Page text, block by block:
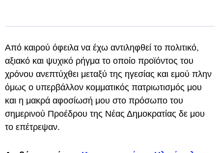
Από καιρού όφειλα να έχω αντιληφθεί το πολιτικό,
αξιακό και ψυχικό ρήγμα το οποίο προϊόντος του
χρόνου ανεπτύχθει μεταξύ της ηγεσίας και εμού πλην
όμως ο υπερβάλλον κομματικός πατριωτισμός μου
και η μακρά αφοσίωσή μου στο πρόσωπο του
σημερινού Προέδρου της Νέας Δημοκρατίας δε μου
το επέτρεψαν.